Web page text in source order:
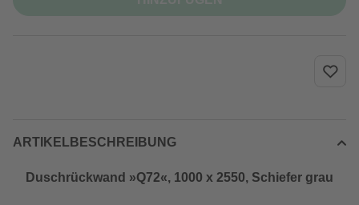
ARTIKELBESCHREIBUNG
Duschrückwand »Q72«, 1000 x 2550, Schiefer grau